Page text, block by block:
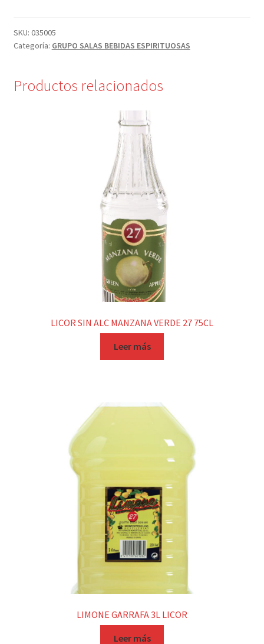
SKU: 035005
Categoría: GRUPO SALAS BEBIDAS ESPIRITUOSAS
Productos relacionados
LICOR SIN ALC MANZANA VERDE 27 75CL
Leer más
LIMONE GARRAFA 3L LICOR
Leer más